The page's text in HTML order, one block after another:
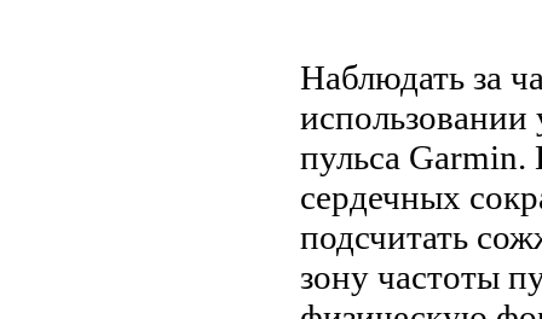
Наблюдать за
использовании
пульса Garmin.
сердечных
подсчитать
зону частоты